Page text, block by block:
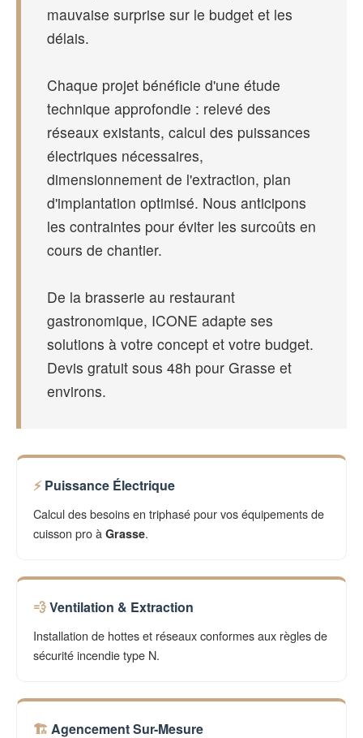
mauvaise surprise sur le budget et les
délais.
Chaque projet bénéficie d'une étude
technique approfondie : relevé des
réseaux existants, calcul des puissances
électriques nécessaires,
dimensionnement de l'extraction, plan
d'implantation optimisé. Nous anticipons
les contraintes pour éviter les surcoûts en
cours de chantier.
De la brasserie au restaurant
gastronomique, ICONE adapte ses
solutions à votre concept et votre budget.
Devis gratuit sous 48h pour Grasse et
environs.
Puissance Électrique
Calcul des besoins en triphasé pour vos équipements de
cuisson pro à Grasse.
Ventilation & Extraction
Installation de hottes et réseaux conformes aux règles de
sécurité incendie type N.
Agencement Sur-Mesure